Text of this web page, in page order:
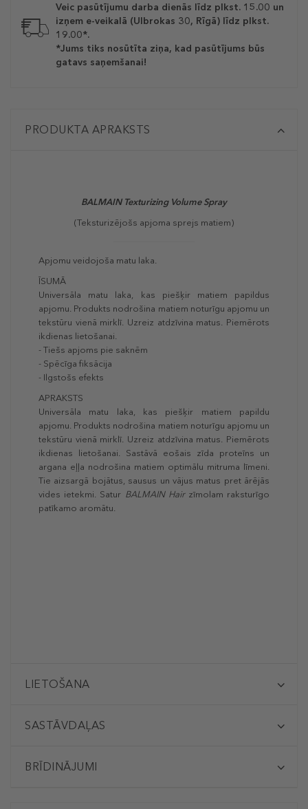
Veic pasūtījumu darba dienās līdz plkst. 15.00 un
izņem e-veikalā (Ulbrokas 30, Rīgā) līdz plkst.
19.00*.
*Jums tiks nosūtīta ziņa, kad pasūtījums būs
gatavs saņemšanai!
PRODUKTA APRAKSTS
BALMAIN Texturizing Volume Spray
(Teksturizējošs apjoma sprejs matiem)
Apjomu veidojoša matu laka.
ĪSUMĀ
Universāla matu laka, kas piešķir matiem papildus
apjomu. Produkts nodrošina matiem noturīgu apjomu un
tekstūru vienā mirklī. Uzreiz atdzīvina matus. Piemērots
ikdienas lietošanai.
- Tiešs apjoms pie saknēm
- Spēcīga fiksācija
- Ilgstošs efekts
APRAKSTS
Universāla matu laka, kas piešķir matiem papildu
apjomu. Produkts nodrošina matiem noturīgu apjomu un
tekstūru vienā mirklī. Uzreiz atdzīvina matus. Piemērots
ikdienas lietošanai. Sastāvā eošais zīda proteīns un
argana eļļa nodrošina matiem optimālu mitruma līmeni.
Tie aizsargā bojātus, sausus un vājus matus pret ārējās
vides ietekmi. Satur BALMAINHairzīmolam raksturīgo
patīkamo aromātu.
LIETOŠANA
SASTĀVDAĻAS
BRĪDINĀJUMI